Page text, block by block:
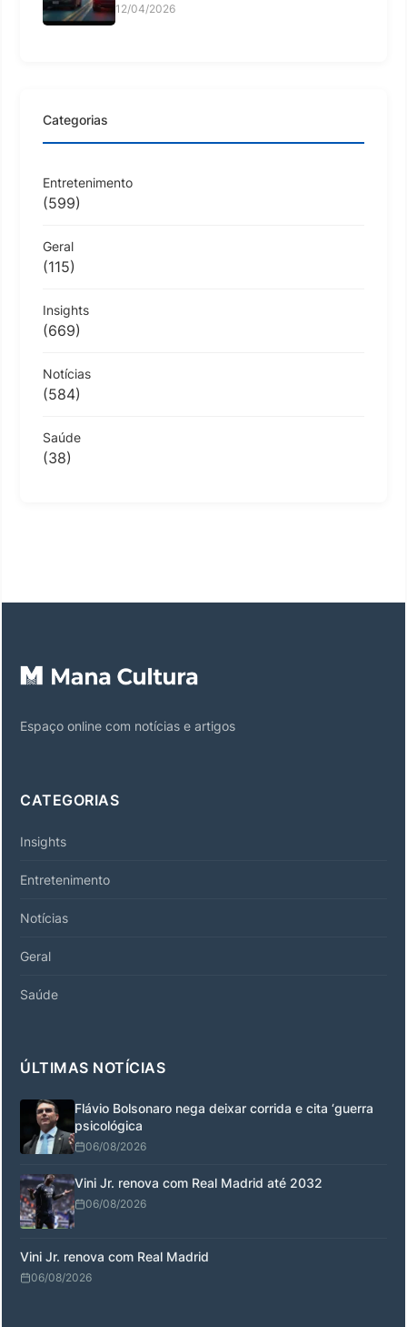
12/04/2026
Categorias
Entretenimento
(599)
Geral
(115)
Insights
(669)
Notícias
(584)
Saúde
(38)
Espaço online com notícias e artigos
CATEGORIAS
Insights
Entretenimento
Notícias
Geral
Saúde
ÚLTIMAS NOTÍCIAS
Flávio Bolsonaro nega deixar corrida e cita ‘guerra
psicológica
06/08/2026
Vini Jr. renova com Real Madrid até 2032
06/08/2026
Vini Jr. renova com Real Madrid
06/08/2026